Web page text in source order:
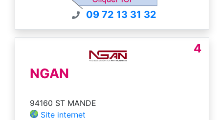
09 72 13 31 32
4
NGAN
94160 ST MANDE
Site internet